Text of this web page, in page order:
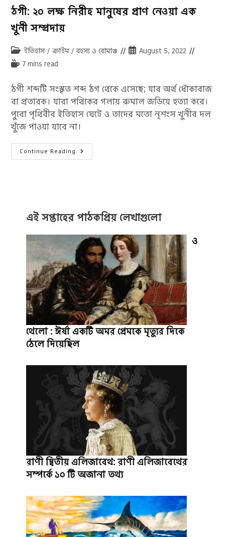
ঠগী: ২০ লক্ষ নিরীহ মানুষের প্রাণ নেওয়া এক
খুনী সম্প্রদায়
Post
category:
ইতিহাস / ক্রাইম / রহস্য ও রোমাঞ্চ
PostAugust 5, 2022
Reading7 mins read
ঠগী শব্দটি সংস্কৃত শব্দ ঠগ থেকে এসেছে; যার অর্থ ধোঁকাবাজ
বা প্রতারক। যারা পথিকের গলায় রুমাল জড়িয়ে হত্যা করে।
পুরো পৃথিবীর ইতিহাস ঘেটে ও তাদের মতো নৃশংস খুনীর দল
খুঁজে পাওয়া যাবে না।
Continue Reading ঠগী:
২০
সম্প্রদায়
এই সপ্তাহের পাঠকপ্রিয় লেখাগুলো
ও
থেলো : ঈর্ষা একটি অমর প্রেমকে মৃত্যুর দিকে
ঠেলে দিয়েছিল
রাণী দ্বিতীয় এলিজাবেথ: রাণী এলিজাবেথের
সম্পর্কে ১০ টি অজানা তথ্য